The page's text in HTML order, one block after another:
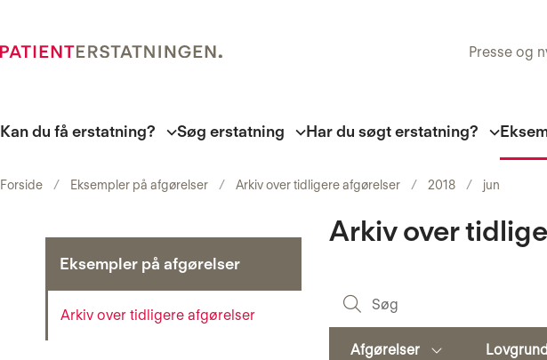
Presse og
Kan du få erstatning? Søg erstatning Har du søgt erstatning?
Forside Eksempler på afgørelser Arkiv over tidligere afgørelser 2018 jun
Eksempler på afgørelser
Arkiv over tidligere afgørelser
Arkiv over
Afgørelser